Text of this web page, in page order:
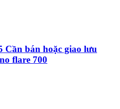
Cần bán hoặc giao lưu
flare 700